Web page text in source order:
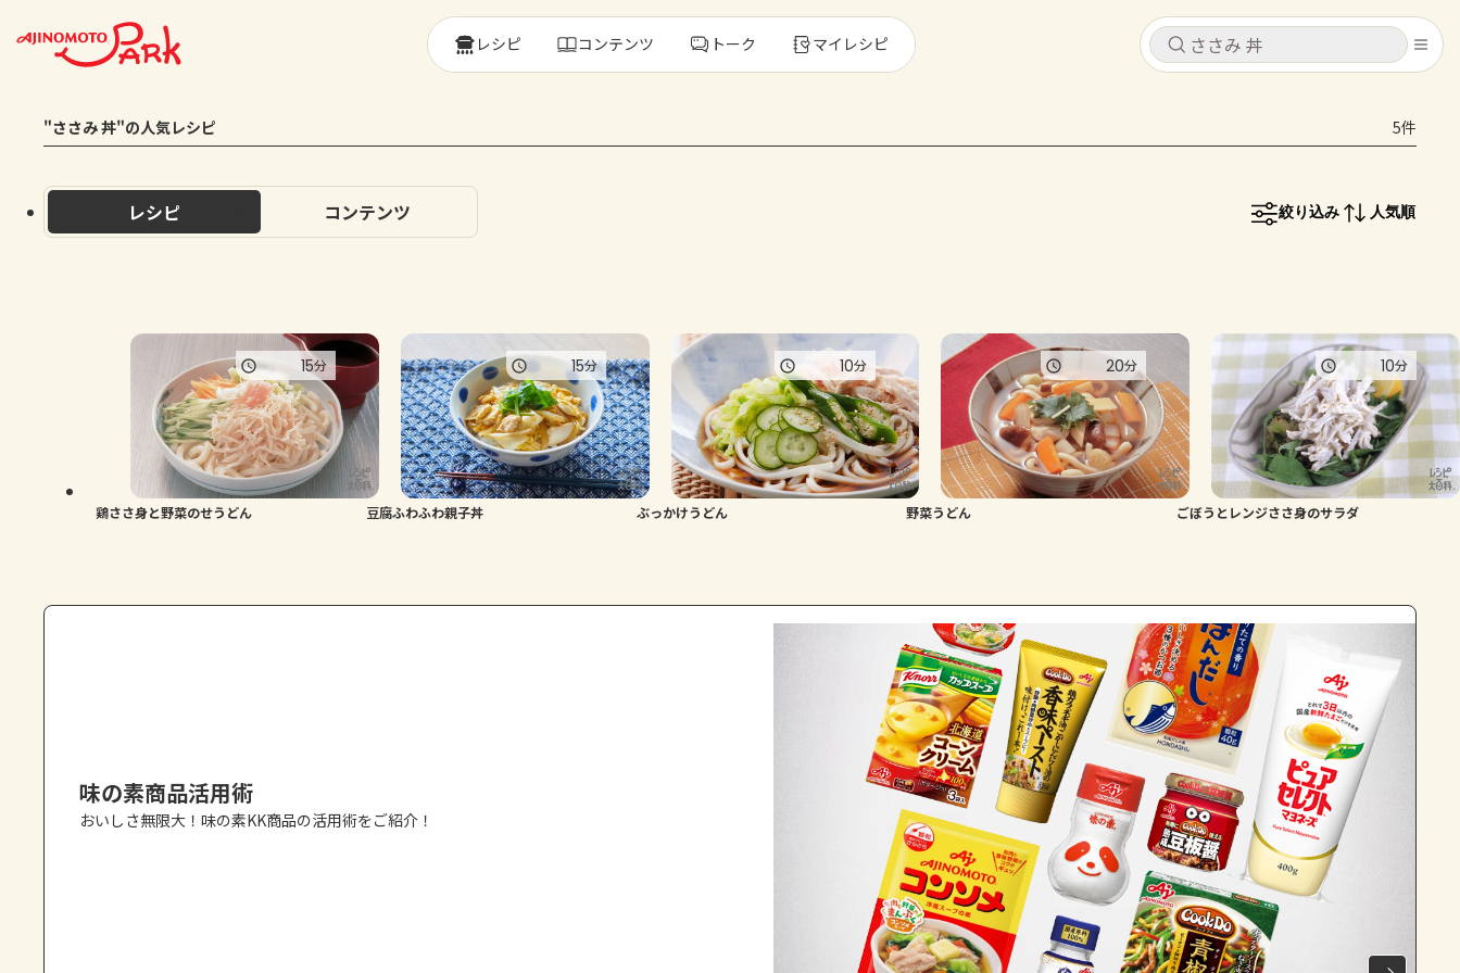
キャンセル
ログインするとレシピを保存できます
コンテンツ
レシピ
トーク
よくあるお問い合わせ
AJINOMOTO PARK とは
キャンセル
レシピ コンテンツ
レシピ コンテンツ トーク マイレシピ
"ささみ 丼"の人気レシピ 5件
レシピ コンテンツ 絞り込み 人気順
鶏ささ身と野菜のせうどん
15分
豆腐ふわふわ親子丼
15分
ぶっかけうどん
10分
野菜うどん
20分
ごぼうとレンジささ身のサラダ
10分
味の素商品活用術
おいしさ無限大！味の素KK商品の活用術をご紹介！